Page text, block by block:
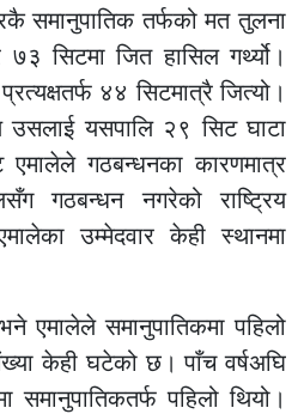
समानुपातिक तर्फको मत तुलना
७३ सिटमा जित हासिल गर्थ्यो।
४४ सिटमात्रै जित्यो।
उसलाई यसपालि २९ सिट घाटा
गठबन्धनका कारणमात्र
गठबन्धन नगरेको राष्ट्रिय
उम्मेदवार केही स्थानमा
एमालेले समानुपातिकमा पहिलो
केही घटेको छ। पाँच वर्षअघि
समानुपातिकतर्फ पहिलो थियो।